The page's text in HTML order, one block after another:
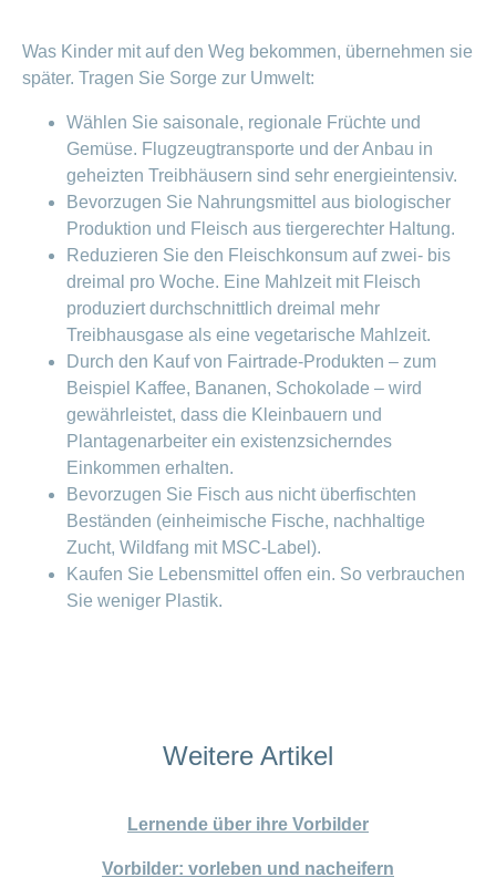
Was Kinder mit auf den Weg bekommen, übernehmen sie
später. Tragen Sie Sorge zur Umwelt:
Wählen Sie saisonale, regionale Früchte und
Gemüse. Flugzeugtransporte und der Anbau in
geheizten Treibhäusern sind sehr energieintensiv.
Bevorzugen Sie Nahrungsmittel aus biologischer
Produktion und Fleisch aus tiergerechter Haltung.
Reduzieren Sie den Fleischkonsum auf zwei- bis
dreimal pro Woche. Eine Mahlzeit mit Fleisch
produziert durchschnittlich dreimal mehr
Treibhausgase als eine vegetarische Mahlzeit.
Durch den Kauf von Fairtrade-Produkten – zum
Beispiel Kaffee, Bananen, Schokolade – wird
gewährleistet, dass die Kleinbauern und
Plantagenarbeiter ein existenzsicherndes
Einkommen erhalten.
Bevorzugen Sie Fisch aus nicht überfischten
Beständen (einheimische Fische, nachhaltige
Zucht, Wildfang mit MSC-Label).
Kaufen Sie Lebensmittel offen ein. So verbrauchen
Sie weniger Plastik.
Weitere Artikel
Lernende über ihre Vorbilder
Vorbilder: vorleben und nacheifern